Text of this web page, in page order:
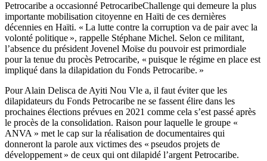
Petrocaribe a occasionné PetrocaribeChallenge qui demeure la plus
importante mobilisation citoyenne en Haïti de ces dernières
décennies en Haïti. « La lutte contre la corruption va de pair avec la
volonté politique », rappelle Stéphane Michel. Selon ce militant,
l’absence du président Jovenel Moïse du pouvoir est primordiale
pour la tenue du procès Petrocaribe, « puisque le régime en place est
impliqué dans la dilapidation du Fonds Petrocaribe. »
Pour Alain Delisca de Ayiti Nou Vle a, il faut éviter que les
dilapidateurs du Fonds Petrocaribe ne se fassent élire dans les
prochaines élections prévues en 2021 comme cela s’est passé après
le procès de la consolidation. Raison pour laquelle le groupe «
ANVA » met le cap sur la réalisation de documentaires qui
donneront la parole aux victimes des « pseudos projets de
développement » de ceux qui ont dilapidé l’argent Petrocaribe.